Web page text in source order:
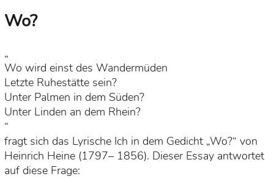
Wo?
„
Wo wird einst des Wandermüden
Letzte Ruhestätte sein?
Unter Palmen in dem Süden?
Unter Linden an dem Rhein?
“
fragt sich das Lyrische Ich in dem Gedicht „Wo?“ von
Heinrich Heine (1797– 1856). Dieser Essay antwortet
auf diese Frage: